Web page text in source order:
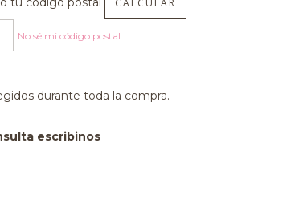
CALCULAR
No sé mi código postal
durante toda la compra.
escribinos